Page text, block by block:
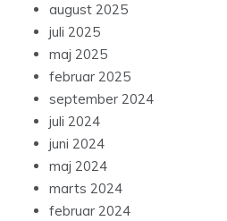
august 2025
juli 2025
maj 2025
februar 2025
september 2024
juli 2024
juni 2024
maj 2024
marts 2024
februar 2024